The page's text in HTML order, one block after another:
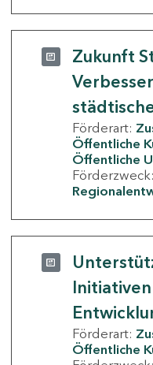
Zukunft
Förderart:
Öffentliche
Öffentliche
Förderzweck:
Förderart:
Öffentliche